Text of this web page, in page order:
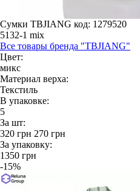
Сумки TBJIANG код: 1279520
5132-1 mix
Все товары бренда "TBJIANG"
Цвет:
микс
Материал верха:
Текстиль
В упаковке:
5
За шт:
320 грн 270 грн
За упаковку:
1350 грн
-15%